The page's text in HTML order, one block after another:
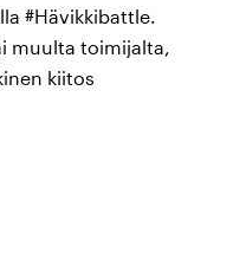
#Hävikkibattle.
muulta toimijalta,
kiitos